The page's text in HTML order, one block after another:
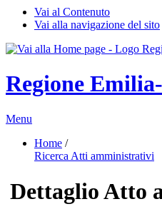
Vai al Contenuto
Vai alla navigazione del sito
Regione
Menu
Home /
Ricerca Atti amministrativi
Dettaglio Atto